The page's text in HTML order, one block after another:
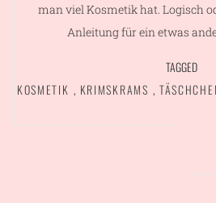
man viel Kosmetik hat. Logisch
Anleitung für ein etwas
TAGGED
KOSMETIK , KRIMSKRAMS ,